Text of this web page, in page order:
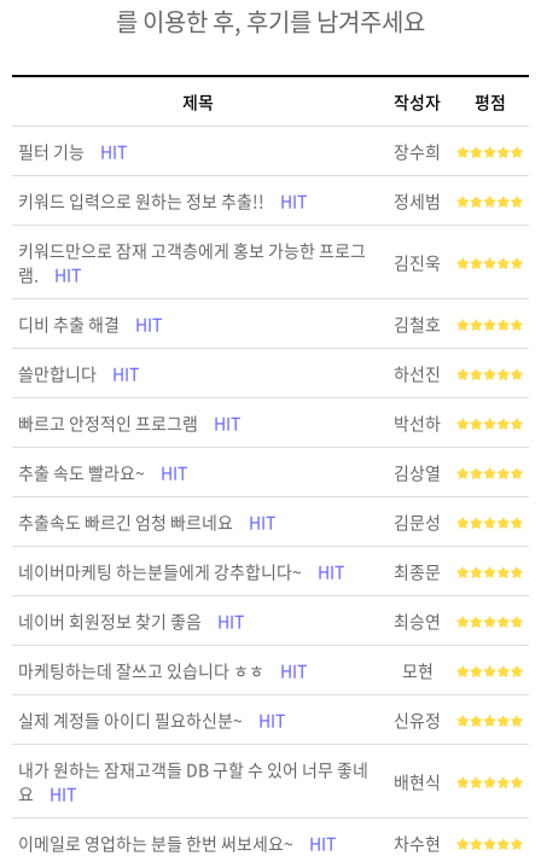
를 이용한 후, 후기를 남겨주세요
제목 작성자 평점
필터 기능 HIT 장수희
키워드 입력으로 원하는 정보 추출!! HIT 정세범
키워드만으로 잠재 고객층에게 홍보 가능한 프로그
램.
HIT 김진욱
디비 추출 해결 HIT 김철호
쓸만합니다 HIT 하선진
빠르고 안정적인 프로그램 HIT 박선하
추출 속도 빨라요~ HIT 김상열
추출속도 빠르긴 엄청 빠르네요 HIT 김문성
네이버마케팅 하는분들에게 강추합니다~ HIT 최종문
네이버 회원정보 찾기 좋음 HIT 최승연
마케팅하는데 잘쓰고 있습니다 ㅎㅎ HIT 모현
실제 계정들 아이디 필요하신분~ HIT 신유정
내가 원하는 잠재고객들 DB 구할 수 있어 너무 좋네
요
HIT 배현식
이메일로 영업하는 분들 한번 써보세요~ HIT 차수현